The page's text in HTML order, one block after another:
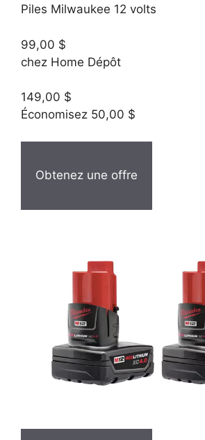
Piles Milwaukee 12 volts
99,00 $
chez Home Dépôt
149,00 $
Économisez 50,00 $
Obtenez une offre